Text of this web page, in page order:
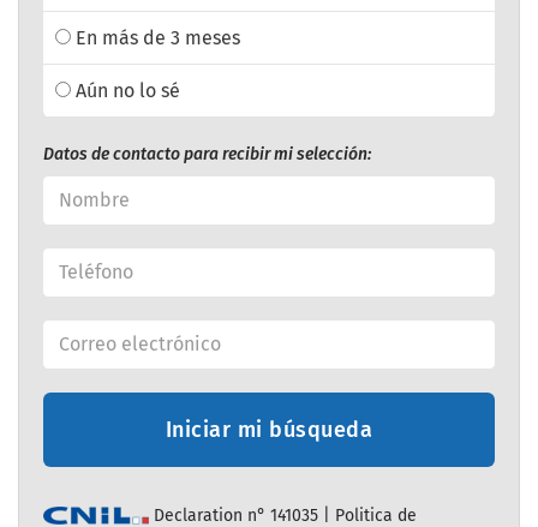
En más de 3 meses
Aún no lo sé
Datos de contacto para recibir mi selección:
Iniciar mi búsqueda
Declaration n° 141035 | Politica de